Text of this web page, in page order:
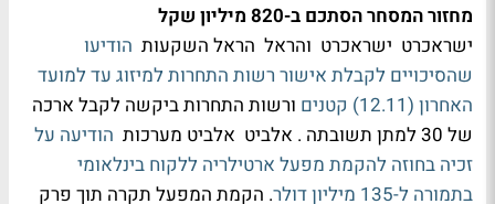
מחזור המסחר הסתכם ב-820 מיליון שקל
ישראכרט ישראכרט והראל הראל השקעות הודיעו
שהסיכויים לקבלת אישור רשות התחרות למיזוג עד למועד
האחרון (12.11) קטנים
ורשות התחרות ביקשה לקבל ארכה
של 30 למתן תשובתה . אלביט אלביט מערכות
הודיעה על
זכיה בחוזה להקמת מפעל ארטילריה ללקוח בינלאומי
בתמורה ל-135 מיליון דולר
. הקמת המפעל תקרה תוך פרק